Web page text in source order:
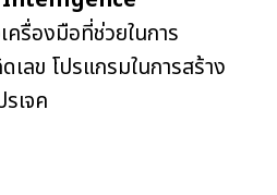
ครื่องมือที่ช่วยในการ
เลข โปรแกรมในการสร้าง
เจค